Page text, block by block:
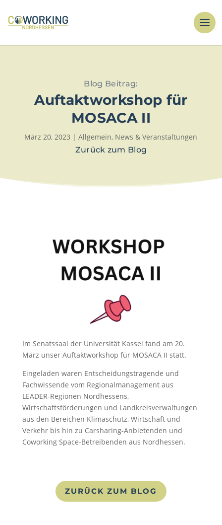
Blog Beitrag:
Auftaktworkshop für
MOSACA II
März 20, 2023 |Allgemein, News & Veranstaltungen
Zurück zum Blog
Im Senatssaal der Universität Kassel fand am 20.
März unser Auftaktworkshop für MOSACA II statt.
Eingeladen waren Entscheidungstragende und
Fachwissende vom Regionalmanagement aus
LEADER-Regionen Nordhessens,
Wirtschaftsförderungen und Landkreisverwaltungen
aus den Bereichen Klimaschutz, Wirtschaft und
Verkehr bis hin zu Carsharing-Anbietenden und
Coworking Space-Betreibenden aus Nordhessen.
ZURÜCK ZUM BLOG